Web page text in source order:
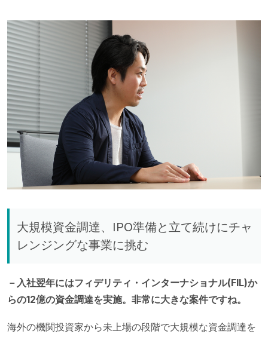
大規模資金調達、IPO準備と立て続けにチャ
レンジングな事業に挑む
－入社翌年にはフィデリティ・インターナショナル(FIL)か
らの12億の資金調達を実施。非常に大きな案件ですね。
海外の機関投資家から未上場の段階で大規模な資金調達を